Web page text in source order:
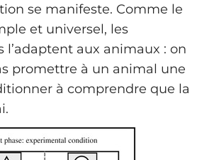
se manifeste. Comme le
et universel, les
l’adaptent aux animaux : on
promettre à un animal une
à comprendre que la